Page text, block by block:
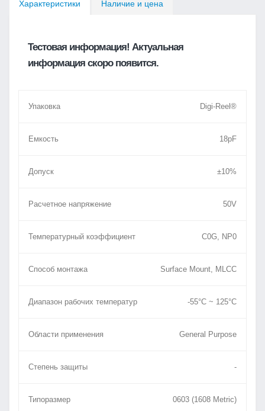
Характеристики Наличие и цена
Тестовая информация! Актуальная
информация скоро появится.
Упаковка Digi-Reel®
Емкость 18pF
Допуск ±10%
Расчетное напряжение 50V
Температурный коэффициент C0G, NP0
Способ монтажа Surface Mount, MLCC
Диапазон рабочих температур -55°C ~ 125°C
Области применения General Purpose
Степень защиты -
Типоразмер 0603 (1608 Metric)